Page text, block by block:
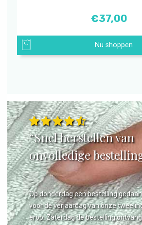
€37,00
Nu shoppen
“Snel herstellen van
onvolledige
Op donderdag een bestelling
voor de verjaardag van onze
erop. Zaterdag de bestelling